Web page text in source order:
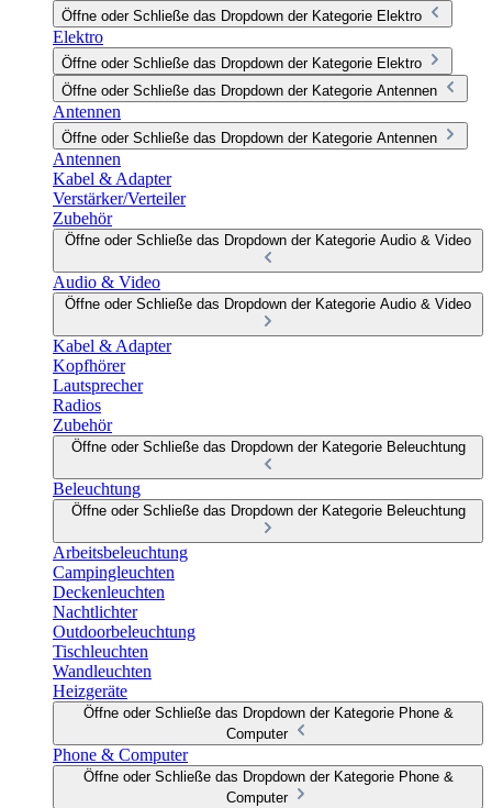
Öffne oder Schließe das Dropdown der Kategorie Elektro
Elektro
Öffne oder Schließe das Dropdown der Kategorie Elektro
Öffne oder Schließe das Dropdown der Kategorie Antennen
Antennen
Öffne oder Schließe das Dropdown der Kategorie Antennen
Antennen
Kabel & Adapter
Verstärker/Verteiler
Zubehör
Öffne oder Schließe das Dropdown der Kategorie Audio & Video
Audio & Video
Öffne oder Schließe das Dropdown der Kategorie Audio & Video
Kabel & Adapter
Kopfhörer
Lautsprecher
Radios
Zubehör
Öffne oder Schließe das Dropdown der Kategorie Beleuchtung
Beleuchtung
Öffne oder Schließe das Dropdown der Kategorie Beleuchtung
Arbeitsbeleuchtung
Campingleuchten
Deckenleuchten
Nachtlichter
Outdoorbeleuchtung
Tischleuchten
Wandleuchten
Heizgeräte
Öffne oder Schließe das Dropdown der Kategorie Phone &
Computer
Phone & Computer
Öffne oder Schließe das Dropdown der Kategorie Phone &
Computer